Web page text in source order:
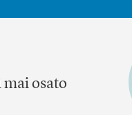
osato